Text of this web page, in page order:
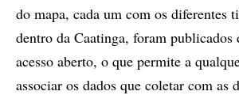
do mapa, cada um com os diferentes
dentro da Caatinga, foram
acesso aberto, o que permite a
associar os dados que coletar com as